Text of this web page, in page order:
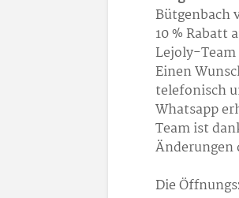
Bütgenbach
10 % Rabatt
Lejoly-
Einen
telefonisch
Whatsapp
Team ist
Änderungen
Die